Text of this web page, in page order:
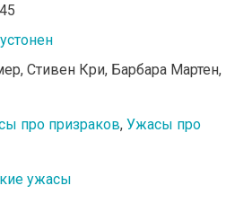
Стивен Кри, Барбара Мартен,
про призраков, Ужасы про
ужасы